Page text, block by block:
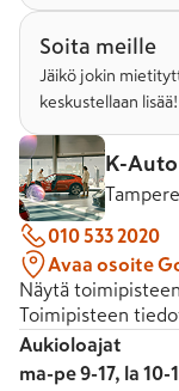
Soita meille
Jäikö jokin
keskustellaan lisää!
K-
010 533 2020
Avaa osoite
Näytä
Toimipisteen
Aukioloajat
ma-pe 9-17, la 10-